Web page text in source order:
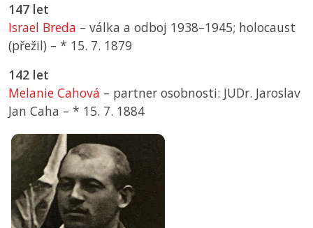
147 let
Israel Breda – válka a odboj 1938–1945; holocaust
(přežil) – * 15. 7. 1879
142 let
Melanie Cahová – partner osobnosti: JUDr. Jaroslav
Jan Caha – * 15. 7. 1884